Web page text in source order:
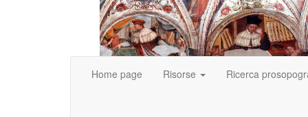
Home page Risorse Ricerca